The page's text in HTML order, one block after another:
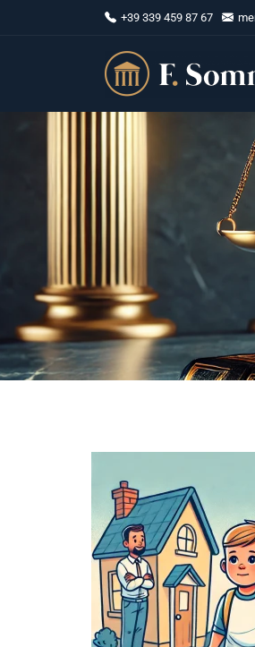
+39 339 459 87 67